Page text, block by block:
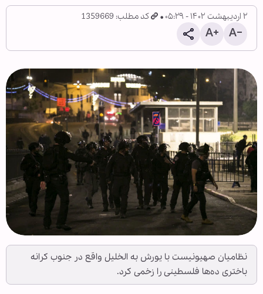
۲ اردیبهشت ۱۴۰۲ - ۰۵:۲۹ کد مطلب: 1359669
نظامیان صهیونیست با یورش به الخلیل واقع در جنوب کرانه
باختری ده‌ها فلسطینی را زخمی کرد.